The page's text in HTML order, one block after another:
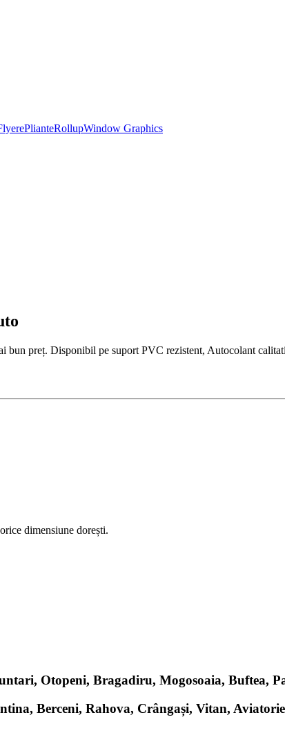
PlianteRollupWindow Graphics
preț. Disponibil pe suport PVC rezistent, Autocolant
dimensiune dorești.
Otopeni, Bragadiru, Mogosoaia, Buftea,
Berceni, Rahova, Crângași, Vitan,